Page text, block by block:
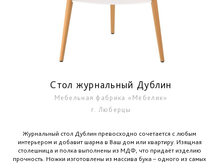
Стол журнальный Дублин
Мебельная фабрика «Мебелик»
г. Люберцы
Журнальный стол Дублин превосходно сочетается с любым
интерьером и добавит шарма в Ваш дом или квартиру. Изящная
столешница и полка выполнены из МДФ, что придаёт изделию
прочность. Ножки изготовлены из массива бука – одного из самых